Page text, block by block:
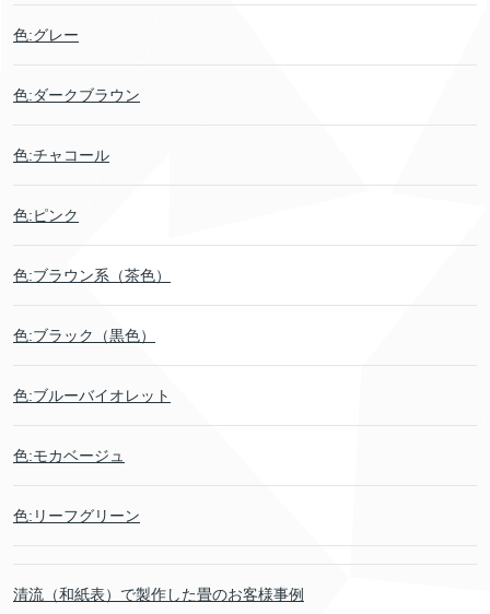
色:グレー
色:ダークブラウン
色:チャコール
色:ピンク
色:ブラウン系（茶色）
色:ブラック（黒色）
色:ブルーバイオレット
色:モカベージュ
色:リーフグリーン
清流（和紙表）で製作した畳のお客様事例